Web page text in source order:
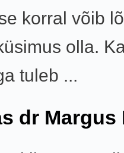
korral võib
olla.
tuleb ...
dr Margus